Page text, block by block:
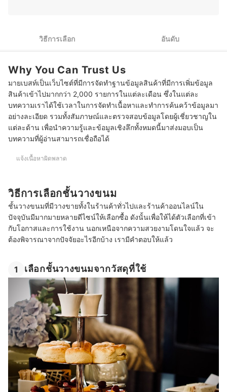
วิธีการเลือก อันดับ
Why You Can Trust Us
มายเบสท์เป็นเว็บไซต์ที่มีการจัดทำฐานข้อมูลสินค้าที่มีการเพิ่มข้อมูล
สินค้าเข้าไปมากกว่า 2,000 รายการในแต่ละเดือน ซึ่งในแต่ละ
บทความเราได้ใช้เวลาในการจัดทำเนื้อหาและทำการค้นคว้าข้อมูลมา
อย่างละเอียด รวมทั้งสัมภาษณ์และตรวจสอบข้อมูลโดยผู้เชี่ยวชาญใน
แต่ละด้าน เพื่อนำความรู้และข้อมูลเชิงลึกทั้งหมดนี้มาส่งมอบเป็น
บทความที่ผู้อ่านสามารถเชื่อถือได้
แจ้งเนื้อหาผิดพลาด
วิธีการเลือกชั้นวางขนม
ชั้นวางขนมที่มีวางขายทั้งในร้านค้าทั่วไปและร้านค้าออนไลน์ใน
ปัจจุบันมีมากมายหลายดีไซน์ให้เลือกซื้อ ดังนั้นเพื่อให้ได้ตัวเลือกที่เข้า
กับโอกาสและการใช้งาน นอกเหนือจากความสวยงามโดนใจแล้ว จะ
ต้องพิจารณาจากปัจจัยอะไรอีกบ้าง เรามีคำตอบให้แล้ว
1 เลือกชั้นวางขนมจากวัสดุที่ใช้